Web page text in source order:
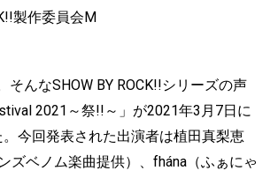
製作委員会M
そんなSHOW BY ROCK!!シリーズの声
2021～祭!!～」が2021年3月7日に
今回発表された出演者は植田真梨恵
ズベノム楽曲提供）、fhána（ふぁにゃ